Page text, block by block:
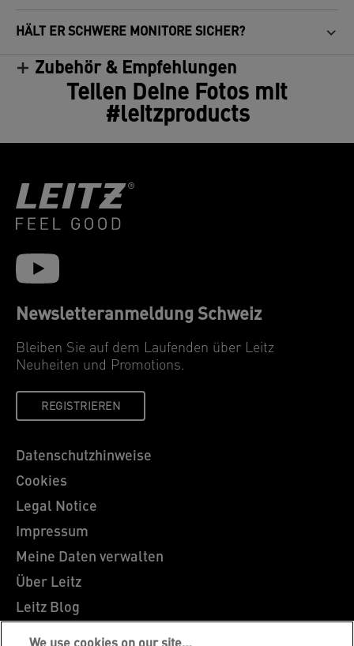
HÄLT ER SCHWERE MONITORE SICHER?
Zubehör & Empfehlungen
Teilen Deine Fotos mit
#leitzproducts
Newsletteranmeldung Schweiz
Bleiben Sie auf dem Laufenden über Leitz
Neuheiten und Promotions.
REGISTRIEREN